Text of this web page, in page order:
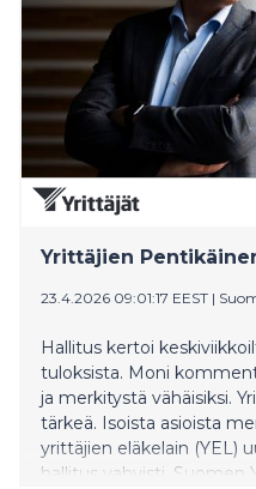
ettei työn tekemisen ja
ainakaan kiristetä. Tämä
Yrittäjien
23.4.2026 09:01:17 EEST |
Hallitus kertoi
tuloksista. Moni
ja merkitystä vähäisiksi.
tärkeä. Isoista asioista
yrittäjien eläkelain (YEL)
hallitus vahvisti, Suomen